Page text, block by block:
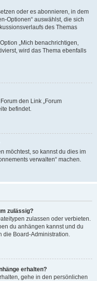
oder es abonnieren, in dem
Optionen“ auswählst, die sich
des Themas
„Mich benachrichtigen,
wird das Thema ebenfalls
den Link „Forum
befindet.
möchtest, so kannst du dies im
verwalten“ machen.
zulässig?
zulassen oder verbieten.
du anhängen kannst und du
die Board-Administration.
erhalten?
gehe in den persönlichen